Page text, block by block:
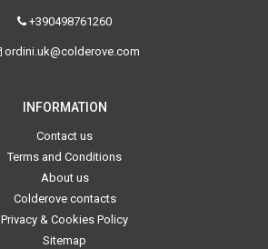
+390498761260
ordini.uk@colderove.com
INFORMATION
Contact us
Terms and Conditions
About us
Colderove contacts
Privacy & Cookies Policy
Sitemap